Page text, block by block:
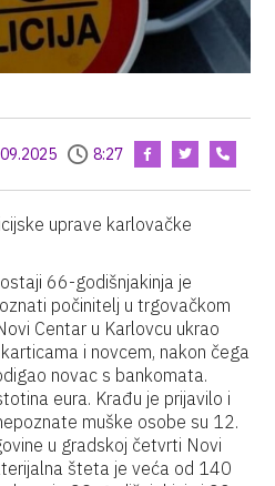
8:27
uprave karlovačke
66-godišnjakinja je
počinitelj u trgovačkom
Centar u Karlovcu ukrao
i novcem, nakon čega
novac s bankomata.
eura. Krađu je prijavilo i
muške osobe su 12.
u gradskoj četvrti Novi
šteta je veća od 140